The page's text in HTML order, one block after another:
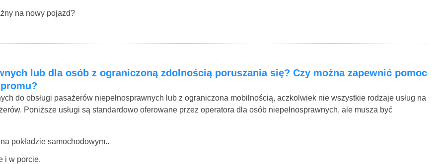
na nowy pojazd?
lub dla osób z ograniczoną zdolnością poruszania się? Czy można zapewnić pomoc
do obsługi pasażerów niepełnosprawnych lub z ograniczona mobilnością, aczkolwiek nie wszystkie rodzaje usług na
Poniższe usługi są standardowo oferowane przez operatora dla osób niepełnosprawnych, ale musza być
pokładzie samochodowym..
i w porcie.